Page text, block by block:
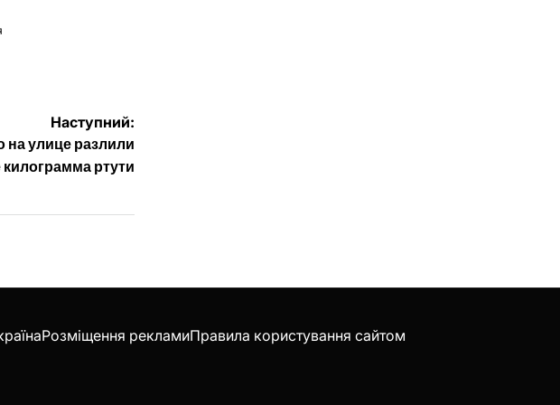
Наступний:
улице разлили
ртути
Розміщення рекламиПравила користування сайтом